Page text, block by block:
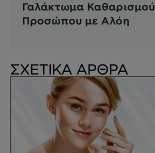
Γαλάκτωμα Καθαρισμού
Προσώπου με Αλόη
ΣΧΕΤΙΚΑ ΑΡΘΡΑ